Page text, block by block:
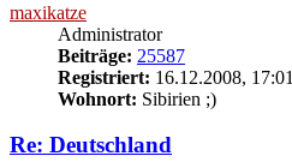
maxikatze
Administrator
Beiträge: 25587
Registriert: 16.12.2008, 17:01
Wohnort: Sibirien ;)
Re: Deutschland